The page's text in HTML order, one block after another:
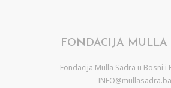
FONDACIJA MULLA
Fondacija Mulla Sadra u Bosni i
INFO@mullasadra.ba